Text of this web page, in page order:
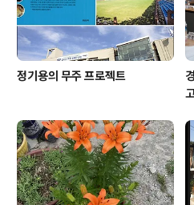
정기용의 무주 프로젝트